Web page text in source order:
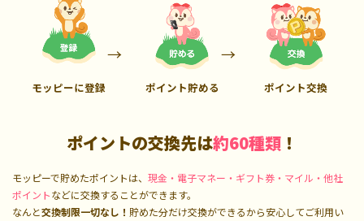
モッピーに登録 ポイント貯める ポイント交換
ポイントの交換先は約60種類 ！
モッピーで貯めたポイントは、 現金・電子マネー・ギフト券・マイル・他社
ポイントなどに交換することができます。
なんと交換制限一切なし！ 貯めた分だけ交換ができるから安心してご利用い